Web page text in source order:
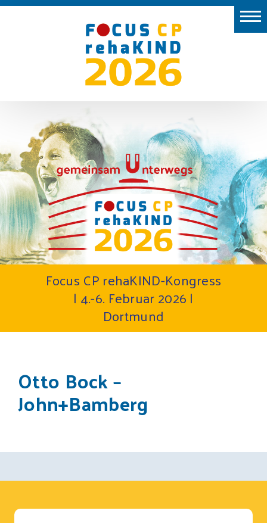
Aussteller
Ort
Programm
Preise
Kongresspräsidium
2026
Focus CP rehaKIND-Kongress
| 4.-6. Februar 2026 |
Dortmund
Otto Bock –
John+Bamberg